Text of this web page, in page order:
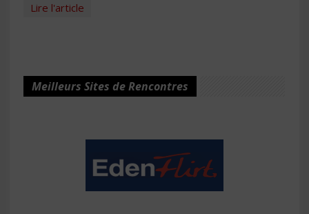
Lire l'article
Meilleurs Sites de Rencontres